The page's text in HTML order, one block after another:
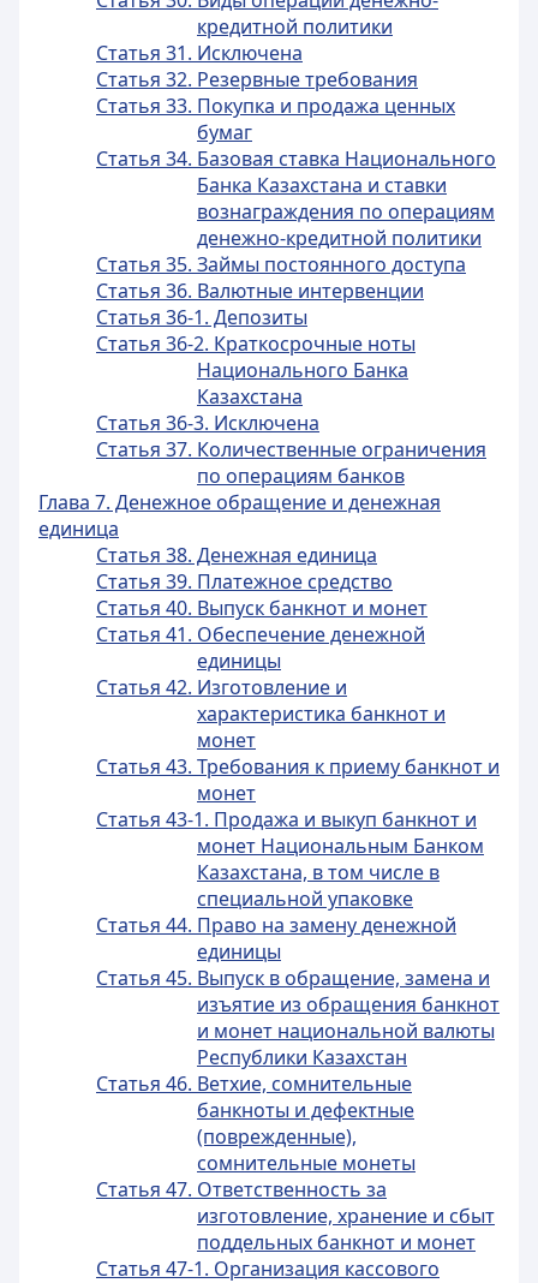
кредитной политики
Статья 31. Исключена
Статья 32. Резервные требования
Статья 33. Покупка и продажа ценных
бумаг
Статья 34. Базовая ставка Национального
Банка Казахстана и ставки
вознаграждения по операциям
денежно-кредитной политики
Статья 35. Займы постоянного доступа
Статья 36. Валютные интервенции
Статья 36-1. Депозиты
Статья 36-2. Краткосрочные ноты
Национального Банка
Казахстана
Статья 36-3. Исключена
Статья 37. Количественные ограничения
по операциям банков
Глава 7. Денежное обращение и денежная
единица
Статья 38. Денежная единица
Статья 39. Платежное средство
Статья 40. Выпуск банкнот и монет
Статья 41. Обеспечение денежной
единицы
Статья 42. Изготовление и
характеристика банкнот и
монет
Статья 43. Требования к приему банкнот и
монет
Статья 43-1. Продажа и выкуп банкнот и
монет Национальным Банком
Казахстана, в том числе в
специальной упаковке
Статья 44. Право на замену денежной
единицы
Статья 45. Выпуск в обращение, замена и
изъятие из обращения банкнот
и монет национальной валюты
Республики Казахстан
Статья 46. Ветхие, сомнительные
банкноты и дефектные
(поврежденные),
сомнительные монеты
Статья 47. Ответственность за
изготовление, хранение и сбыт
поддельных банкнот и монет
Статья 47-1. Организация кассового